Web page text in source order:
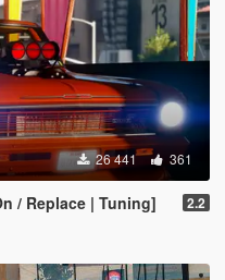
26 441 361
/ Replace | Tuning] 2.2